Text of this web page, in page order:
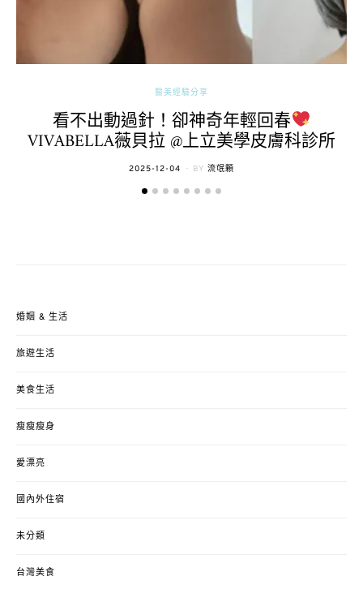
醫美經驗分享
看不出動過針！卻神奇年輕回春
VIVABELLA薇貝拉 @上立美學皮膚科診所
POSTED
2025-12-04 BY 流氓顆
婚姻 & 生活
旅遊生活
美食生活
瘦瘦瘦身
愛漂亮
國內外住宿
未分類
台灣美食